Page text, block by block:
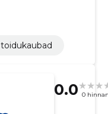
toidukaubad
0.0 0